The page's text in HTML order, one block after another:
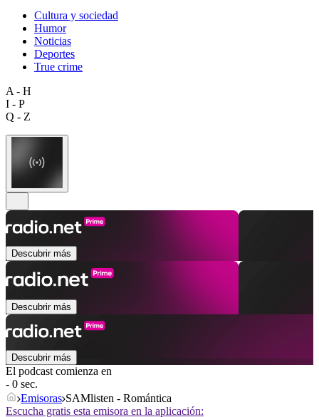
Cultura y sociedad
Humor
Noticias
Deportes
True crime
A - H
I - P
Q - Z
Descubrir más
Descubrir más
Descubrir más
El podcast comienza en
- 0 sec.
Emisoras SAMlisten - Romántica
Escucha gratis esta emisora en la aplicación: